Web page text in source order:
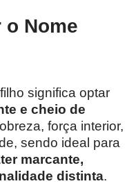
o Nome
significa optar
e cheio de
força interior,
sendo ideal para
marcante,
distinta.